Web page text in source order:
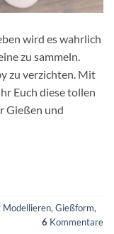
wird es wahrlich
zu sammeln.
zu verzichten. Mit
Euch diese tollen
Gießen und
Modellieren,Gießform,
6 Kommentare